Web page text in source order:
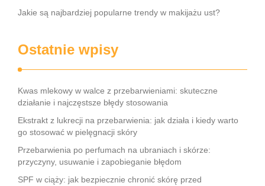
Jakie są najbardziej popularne trendy w makijażu ust?
Ostatnie wpisy
Kwas mlekowy w walce z przebarwieniami: skuteczne
działanie i najczęstsze błędy stosowania
Ekstrakt z lukrecji na przebarwienia: jak działa i kiedy warto
go stosować w pielęgnacji skóry
Przebarwienia po perfumach na ubraniach i skórze:
przyczyny, usuwanie i zapobieganie błędom
SPF w ciąży: jak bezpiecznie chronić skórę przed